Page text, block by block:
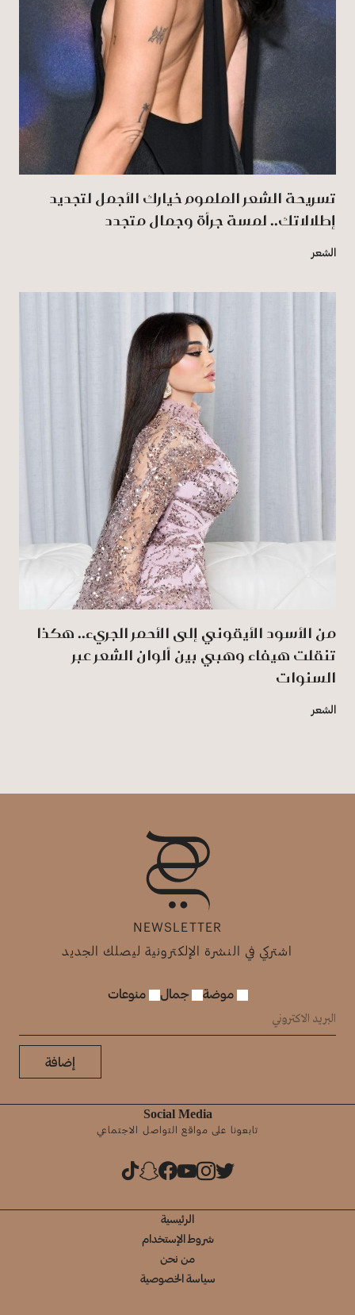
تسريحة الشعر الملموم خيارك الأجمل لتجديد
إطلالاتك.. لمسة جرأة وجمال متجدد
الشعر
من الأسود الأيقوني إلى الأحمر الجريء.. هكذا
تنقلت هيفاء وهبي بين ألوان الشعر عبر
السنوات
الشعر
NEWSLETTER
اشتركي في النشرة الإلكترونية ليصلك الجديد
موضة جمال منوعات
إضافة
Social Media
تابعونا على مواقع التواصل الاجتماعي
الرئيسية
شروط الإستخدام
من نحن
سياسة الخصوصية